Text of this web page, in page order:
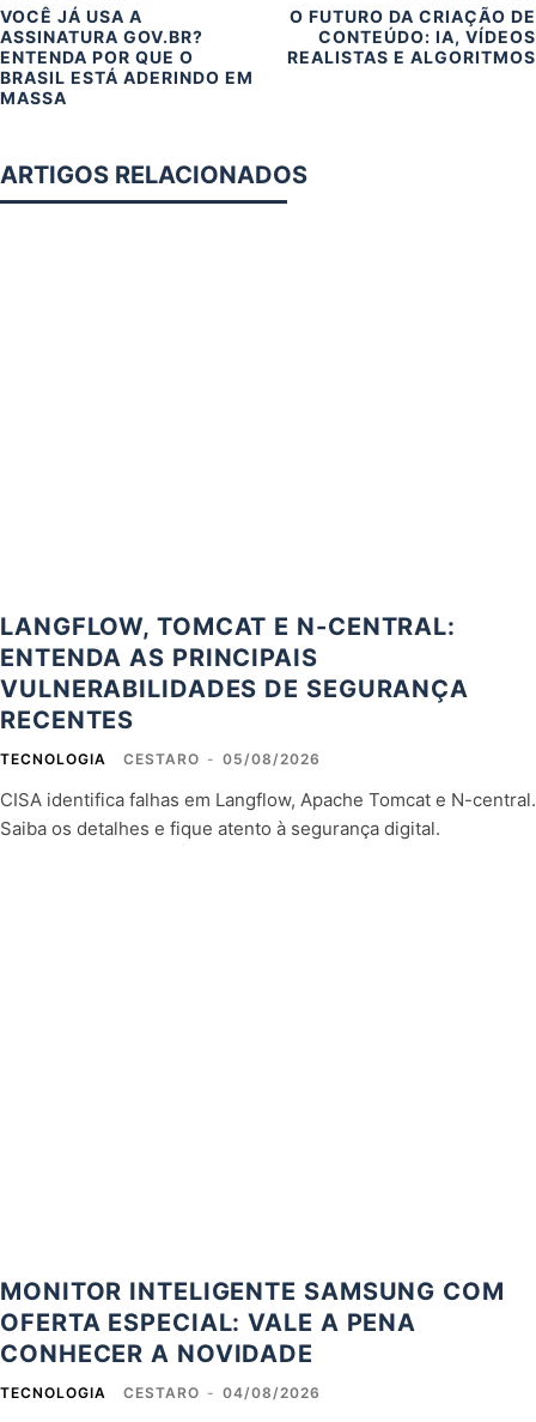
VOCÊ JÁ USA A
ASSINATURA GOV.BR?
ENTENDA POR QUE O
BRASIL ESTÁ ADERINDO EM
MASSA
O FUTURO DA CRIAÇÃO DE
CONTEÚDO: IA, VÍDEOS
REALISTAS E ALGORITMOS
ARTIGOS RELACIONADOS
LANGFLOW, TOMCAT E N-CENTRAL:
ENTENDA AS PRINCIPAIS
VULNERABILIDADES DE SEGURANÇA
RECENTES
TECNOLOGIA CESTARO - 05/08/2026
CISA identifica falhas em Langflow, Apache Tomcat e N-central.
Saiba os detalhes e fique atento à segurança digital.
MONITOR INTELIGENTE SAMSUNG COM
OFERTA ESPECIAL: VALE A PENA
CONHECER A NOVIDADE
TECNOLOGIA CESTARO - 04/08/2026